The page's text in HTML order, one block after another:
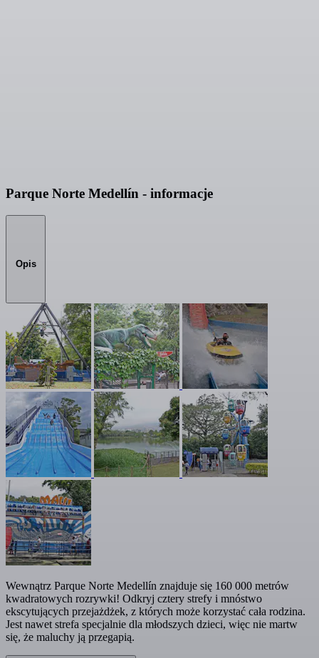
Parque Norte Medellín - informacje
Opis
Wewnątrz Parque Norte Medellín znajduje się 160 000 metrów
kwadratowych rozrywki! Odkryj cztery strefy i mnóstwo
ekscytujących przejażdżek, z których może korzystać cała rodzina.
Jest nawet strefa specjalnie dla młodszych dzieci, więc nie martw
się, że maluchy ją przegapią.